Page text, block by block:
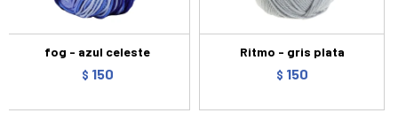
fog - azul celeste
$ 150
Ritmo - gris plata
$ 150